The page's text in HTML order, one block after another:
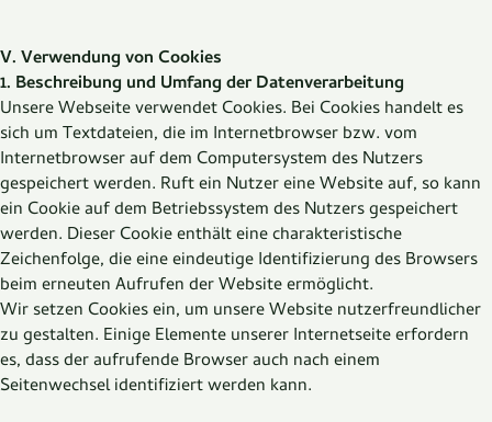
V. Verwendung von Cookies
1. Beschreibung und Umfang der Datenverarbeitung
Unsere Webseite verwendet Cookies. Bei Cookies handelt es
sich um Textdateien, die im Internetbrowser bzw. vom
Internetbrowser auf dem Computersystem des Nutzers
gespeichert werden. Ruft ein Nutzer eine Website auf, so kann
ein Cookie auf dem Betriebssystem des Nutzers gespeichert
werden. Dieser Cookie enthält eine charakteristische
Zeichenfolge, die eine eindeutige Identifizierung des Browsers
beim erneuten Aufrufen der Website ermöglicht.
Wir setzen Cookies ein, um unsere Website nutzerfreundlicher
zu gestalten. Einige Elemente unserer Internetseite erfordern
es, dass der aufrufende Browser auch nach einem
Seitenwechsel identifiziert werden kann.